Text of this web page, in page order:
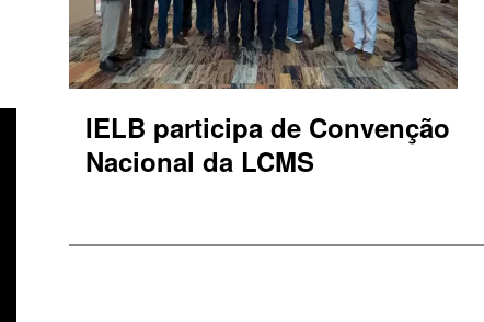
IELB participa de Convenção
Nacional da LCMS